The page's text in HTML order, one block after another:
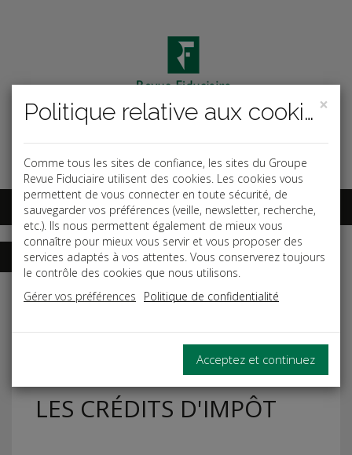
Code ouvrage OK
Espace abonnés
Accueil
Guides
LES CRÉDITS D'IMPÔT
×
Politique relative aux cookies
Comme tous les sites de confiance, les sites du Groupe
Revue Fiduciaire utilisent des cookies. Les cookies vous
permettent de vous connecter en toute sécurité, de
sauvegarder vos préférences (veille, newsletter, recherche,
etc.). Ils nous permettent également de mieux vous
connaître pour mieux vous servir et vous proposer des
services adaptés à vos attentes. Vous conserverez toujours
le contrôle des cookies que nous utilisons.
Gérer vos préférences
Politique de confidentialité
Acceptez et continuez